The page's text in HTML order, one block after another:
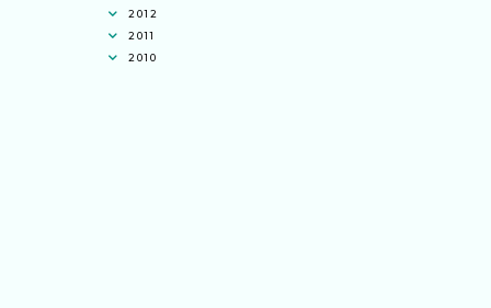
2012
2011
2010